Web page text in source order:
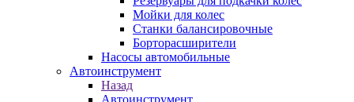
Мойки для колес
Станки балансировочные
Борторасширители
Насосы автомобильные
Автоинструмент
Назад
Автоинструмент